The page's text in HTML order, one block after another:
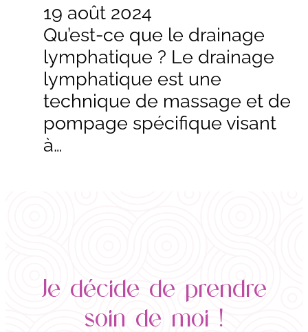
19 août 2024
Qu’est-ce que le drainage
lymphatique ? Le drainage
lymphatique est une
technique de massage et de
pompage spécifique visant
à…
Je décide de prendre
soin de moi !